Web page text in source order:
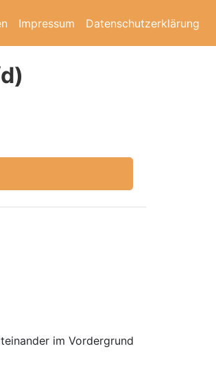
Impressum Datenschutzerklärung
im Vordergrund